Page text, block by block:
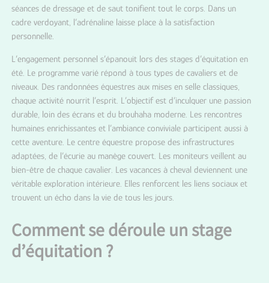
séances de dressage et de saut tonifient tout le corps. Dans un
cadre verdoyant, l’adrénaline laisse place à la satisfaction
personnelle.
L’engagement personnel s’épanouit lors des stages d’équitation en
été. Le programme varié répond à tous types de cavaliers et de
niveaux. Des randonnées équestres aux mises en selle classiques,
chaque activité nourrit l’esprit. L’objectif est d’inculquer une passion
durable, loin des écrans et du brouhaha moderne. Les rencontres
humaines enrichissantes et l’ambiance conviviale participent aussi à
cette aventure. Le centre équestre propose des infrastructures
adaptées, de l’écurie au manège couvert. Les moniteurs veillent au
bien-être de chaque cavalier. Les vacances à cheval deviennent une
véritable exploration intérieure. Elles renforcent les liens sociaux et
trouvent un écho dans la vie de tous les jours.
Comment se déroule un stage
d’équitation ?